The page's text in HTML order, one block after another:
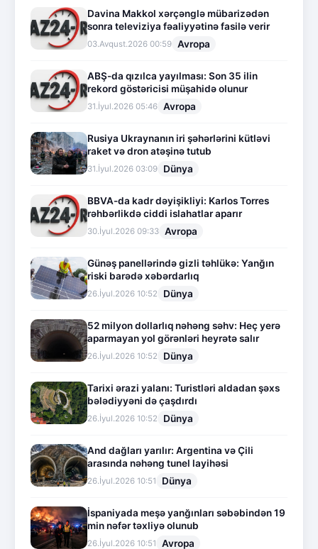
Davina Makkol xərçənglə mübarizədən
sonra televiziya fəaliyyətinə fasilə verir
03.Avqust.2026 00:59 Avropa
ABŞ-da qızılca yayılması: Son 35 ilin
rekord göstəricisi müşahidə olunur
31.İyul.2026 05:46 Avropa
Rusiya Ukraynanın iri şəhərlərini kütləvi
raket və dron atəşinə tutub
31.İyul.2026 03:09 Dünya
BBVA-da kadr dəyişikliyi: Karlos Torres
rəhbərlikdə ciddi islahatlar aparır
30.İyul.2026 09:33 Avropa
Günəş panellərində gizli təhlükə: Yanğın
riski barədə xəbərdarlıq
26.İyul.2026 10:52 Dünya
52 milyon dollarlıq nəhəng səhv: Heç yerə
aparmayan yol görənləri heyrətə salır
26.İyul.2026 10:52 Dünya
Tarixi ərazi yalanı: Turistləri aldadan şəxs
bələdiyyəni də çaşdırdı
26.İyul.2026 10:52 Dünya
And dağları yarılır: Argentina və Çili
arasında nəhəng tunel layihəsi
26.İyul.2026 10:51 Dünya
İspaniyada meşə yanğınları səbəbindən 19
min nəfər təxliyə olunub
26.İyul.2026 10:51 Avropa